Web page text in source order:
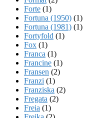
Forte (1)
Fortuna (1950) (1)
Fortuna (1981) (1)
Fortyfold (1)
Fox (1)
Franca (1)
Francine (1)
Fransen (2)
Franzi (1)
Franziska (2)
Fregata (2)
Freia (1)